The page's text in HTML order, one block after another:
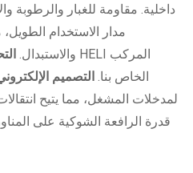
داخلية. مقاومة للغبار والرطوبة
مدار الاستخدام
والاستبدال.
الخاص بنا. التصميم
لمدخلات المشغل، مما يتيح
قدرة الرافعة الشوكية على